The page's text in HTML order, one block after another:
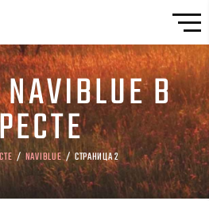
В
/ NAVIBLUE / СТРАНИЦА 2